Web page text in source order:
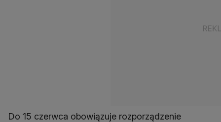
Do 15 czerwca obowiązuje rozporządzenie